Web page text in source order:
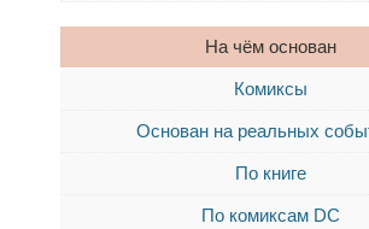
На чём основан
Комиксы
Основан на реальных
По книге
По комиксам DC